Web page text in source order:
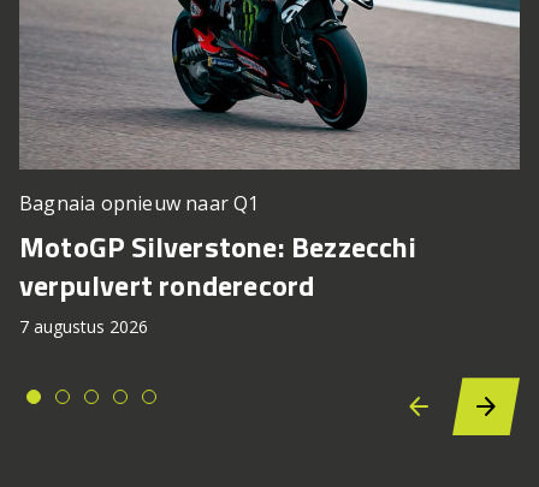
Bagnaia opnieuw naar Q1
MotoGP Silverstone: Bezzecchi
verpulvert ronderecord
7 augustus 2026